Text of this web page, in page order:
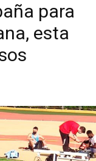
para
esta